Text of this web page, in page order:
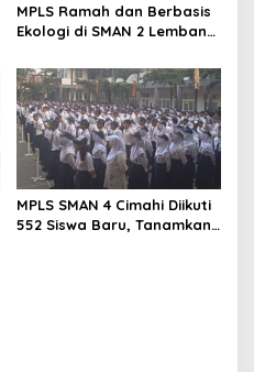
MPLS Ramah dan Berbasis
Ekologi di SMAN 2 Lembang
Siswa Baru
MPLS SMAN 4 Cimahi Diikuti
552 Siswa Baru, Tanamkan